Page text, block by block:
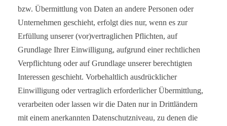
bzw. Übermittlung von Daten an andere Personen oder
Unternehmen geschieht, erfolgt dies nur, wenn es zur
Erfüllung unserer (vor)vertraglichen Pflichten, auf
Grundlage Ihrer Einwilligung, aufgrund einer rechtlichen
Verpflichtung oder auf Grundlage unserer berechtigten
Interessen geschieht. Vorbehaltlich ausdrücklicher
Einwilligung oder vertraglich erforderlicher Übermittlung,
verarbeiten oder lassen wir die Daten nur in Drittländern
mit einem anerkannten Datenschutzniveau, zu denen die